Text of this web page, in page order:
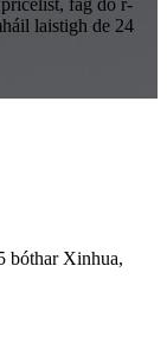
laistigh de 24
bóthar Xinhua,